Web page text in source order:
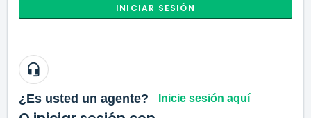
INICIAR SESIÓN
¿Es usted un agente? Inicie sesión aquí